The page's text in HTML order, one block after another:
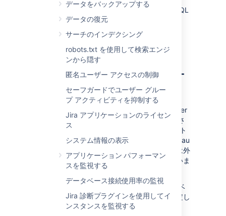
データをバックアップする
データの復元
サーチのインデクシング
robots.txt を使用して検索エンジ
ンから隠す
匿名ユーザー アクセスの制御
セーフガードでユーザー グルー
プ アクティビティを抑制する
Jira アプリケーションのライセン
ス
システム情報の表示
アプリケーション パフォーマン
スを監視する
データベース接続使用率の監視
Jira 診断プラグインを使用してイ
ンスタンスを監視する
テンプレートは、PostgreSQL と Microsoft SQL
Server でテストされています。Tableau
Desktop 2021.1 以降が必要です。
データ パイプライン CSV
をデータベースにインポー
トする
テンプレートを使用する前に、Jira Data Center
のデータ パイプラインによってエクスポートさ
れた CSV ファイルをデータベースにインポート
する必要があります。また、ファイルを Tableau
に直接インポートできますが、このガイドでは外
部データベースを使用することを前提としていま
サンプル DevOps テンプレートでは、データベ
ースに次のテーブルが含まれていることを想定し
ています。